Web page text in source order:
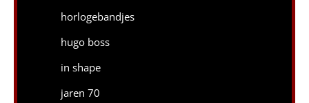
horlogebandjes
hugo boss
in shape
jaren 70